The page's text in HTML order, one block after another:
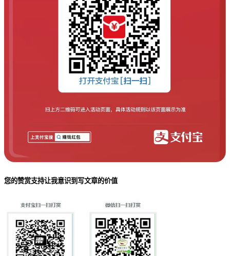
您的赞赏支持让我意识到写文章的价值